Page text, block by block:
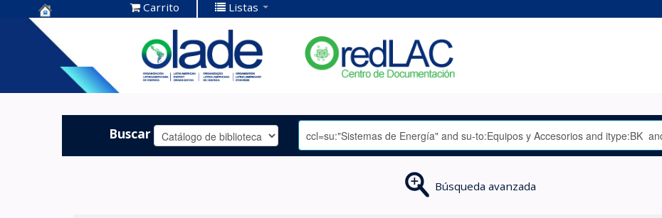
Centro de
Documentación
OLADE -
Carrito Listas
Buscar
Búsqueda avanzada